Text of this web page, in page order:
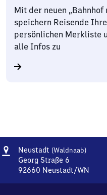
Mit der neuen „Bahnhof
speichern Reisende
persönlichen Merkliste
alle Infos zu
Adresse
Neustadt (Waldnaab)
Georg Straße 6
92660 Neustadt/WN